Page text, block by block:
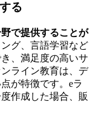
る
で提供することが
グ、言語学習など
、満足度の高いサ
ライン教育は、デ
が特徴です。eラ
作成した場合、販